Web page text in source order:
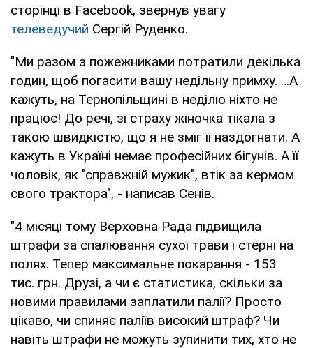
сторінці в Facebook, звернув увагу
телеведучий Сергій Руденко.
"Ми разом з пожежниками потратили декілька
годин, щоб погасити вашу недільну примху. …А
кажуть, на Тернопільщині в неділю ніхто не
працює! До речі, зі страху жіночка тікала з
такою швидкістю, що я не зміг її наздогнати. А
кажуть в Україні немає професійних бігунів. А її
чоловік, як "справжній мужик", втік за кермом
свого трактора", - написав Сенів.
"4 місяці тому Верховна Рада підвищила
штрафи за спалювання сухої трави і стерні на
полях. Тепер максимальне покарання - 153
тис. грн. Друзі, а чи є статистика, скільки за
новими правилами заплатили палії? Просто
цікаво, чи спиняє паліїв високий штраф? Чи
навіть штрафи не можуть зупинити тих, хто не